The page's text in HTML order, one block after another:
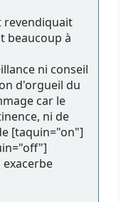
revendiquait
beaucoup à
ni conseil
d'orgueil du
car le
ni de
[taquin="on"]